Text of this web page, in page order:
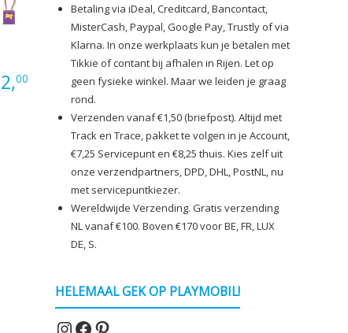
2,00
Prijsklasse:
€0,60
€2,00
Betaling via iDeal, Creditcard, Bancontact,
MisterCash, Paypal, Google Pay, Trustly of via
Klarna. In onze werkplaats kun je betalen met
Tikkie of contant bij afhalen in Rijen. Let op
geen fysieke winkel. Maar we leiden je graag
rond.
Verzenden vanaf €1,50 (briefpost). Altijd met
Track en Trace, pakket te volgen in je Account,
€7,25 Servicepunt en €8,25 thuis. Kies zelf uit
onze verzendpartners, DPD, DHL, PostNL, nu
met servicepuntkiezer.
Wereldwijde Verzending. Gratis verzending
NL vanaf €100. Boven €170 voor BE, FR, LUX
DE, S.
HELEMAAL GEK OP PLAYMOBIL!
Instagram
Facebook
Pinterest